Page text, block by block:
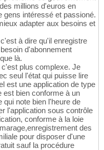
millions d'euros en
gens intéressé et passioné.
adapter aux besoins et
à dire qu'il enregistre
d'abonnement
là.
plus complexe. Je
seul l'état qui puisse lire
est une application de type
est bien conforme à un
note bien l'heure de
l'application sous contrôle
conforme à la loie
des
pour disposer d'une
sauf la procédure